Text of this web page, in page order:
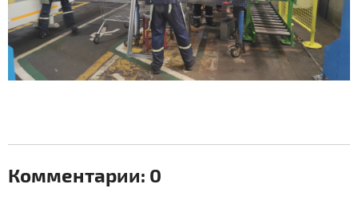
Комментарии: 0